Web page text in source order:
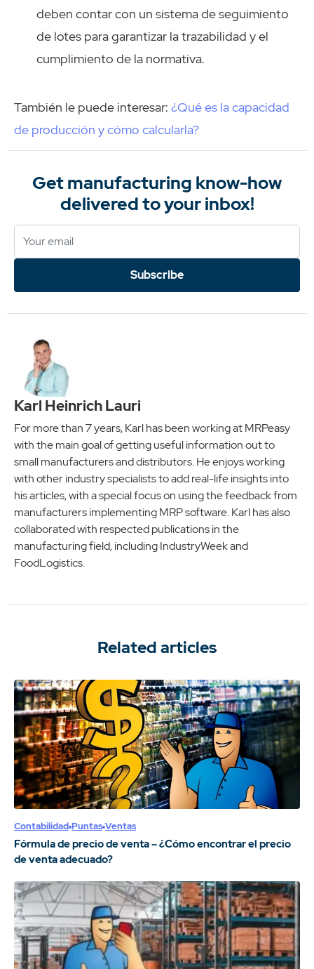
deben contar con un sistema de seguimiento
de lotes para garantizar la trazabilidad y el
cumplimiento de la normativa.
También le puede interesar: ¿Qué es la capacidad
de producción y cómo calcularla?
Get manufacturing know-how
delivered to your inbox!
Subscribe
Karl Heinrich Lauri
For more than 7 years, Karl has been working at MRPeasy
with the main goal of getting useful information out to
small manufacturers and distributors. He enjoys working
with other industry specialists to add real-life insights into
his articles, with a special focus on using the feedback from
manufacturers implementing MRP software. Karl has also
collaborated with respected publications in the
manufacturing field, including IndustryWeek and
FoodLogistics.
Related articles
Contabilidad Puntas Ventas
Fórmula de precio de venta – ¿Cómo encontrar el precio
de venta adecuado?